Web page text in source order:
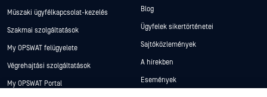
Műszaki ügyfélkapcsolat-kezelés
Szakmai szolgáltatások
My OPSWAT felügyelete
Végrehajtási szolgáltatások
My OPSWAT Portal
Blog
Ügyfelek sikertörténetei
Sajtóközlemények
A hírekben
Események